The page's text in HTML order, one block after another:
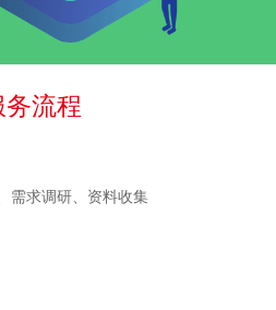
务流程
需求调研、资料收集